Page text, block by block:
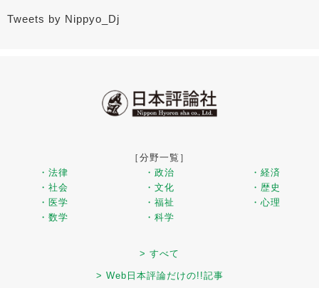
Tweets by Nippyo_Dj
［分野一覧］
・法律
・政治
・経済
・社会
・文化
・歴史
・医学
・福祉
・心理
・数学
・科学
> すべて
> Web日本評論だけの!!記事